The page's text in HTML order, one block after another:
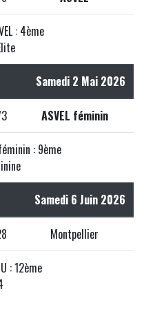
: 4ème
Samedi 2 Mai 2026
ASVEL féminin
: 9ème
Samedi 6 Juin 2026
Montpellier
: 12ème